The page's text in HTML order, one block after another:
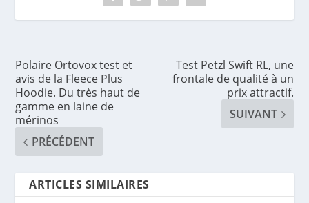
Polaire Ortovox test et
avis de la Fleece Plus
Hoodie. Du très haut de
gamme en laine de
mérinos
PRÉCÉDENT
Test Petzl Swift RL, une
frontale de qualité à un
prix attractif.
SUIVANT
ARTICLES SIMILAIRES